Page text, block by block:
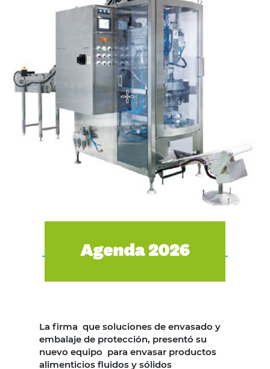
La firma que soluciones de envasado y
embalaje de protección, presentó su
nuevo equipo para envasar productos
alimenticios fluidos y sólidos